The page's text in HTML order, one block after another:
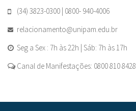
(34) 3823-0300 | 0800- 940-4006
relacionamento@unipam.edu.br
Seg a Sex : 7h às 22h | Sáb: 7h às 17h
Canal de Manifestações: 0800 810 8428